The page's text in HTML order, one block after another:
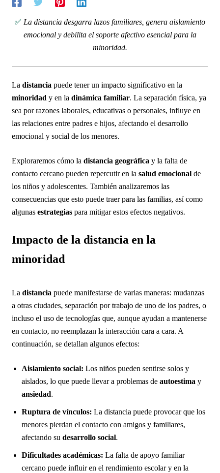
✅ La distancia desgarra lazos familiares, genera aislamiento
emocional y debilita el soporte afectivo esencial para la
minoridad.
La distancia puede tener un impacto significativo en la
minoridad y en la dinámica familiar. La separación física, ya
sea por razones laborales, educativas o personales, influye en
las relaciones entre padres e hijos, afectando el desarrollo
emocional y social de los menores.
Exploraremos cómo la distancia geográfica y la falta de
contacto cercano pueden repercutir en la salud emocional de
los niños y adolescentes. También analizaremos las
consecuencias que esto puede traer para las familias, así como
algunas estrategias para mitigar estos efectos negativos.
Impacto de la distancia en la
minoridad
La distancia puede manifestarse de varias maneras: mudanzas
a otras ciudades, separación por trabajo de uno de los padres, o
incluso el uso de tecnologías que, aunque ayudan a mantenerse
en contacto, no reemplazan la interacción cara a cara. A
continuación, se detallan algunos efectos:
Aislamiento social: Los niños pueden sentirse solos y
aislados, lo que puede llevar a problemas de autoestima y
ansiedad.
Ruptura de vínculos: La distancia puede provocar que los
menores pierdan el contacto con amigos y familiares,
afectando su desarrollo social.
Dificultades académicas: La falta de apoyo familiar
cercano puede influir en el rendimiento escolar y en la